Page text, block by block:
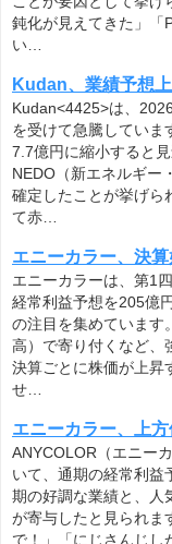
鈍化が見えてきた」「
い…
Kudan、業績予想
Kudan<4425>は、
を受けて急騰していま
7.7億円に縮小すると
NEDO（新エネルギー
確定したことが挙げら
て赤…
エニーカラー、決
エニーカラーは、第1
経常利益予想を205億
の注目を集めています
高）で寄り付くなど、
決算ごとに株価が上昇
せ…
エニーカラー、上方
ANYCOLOR（エニー
いて、通期の経常利益
期の好調な業績と、人
が寄与したと見られま
で！」「にじさんじし